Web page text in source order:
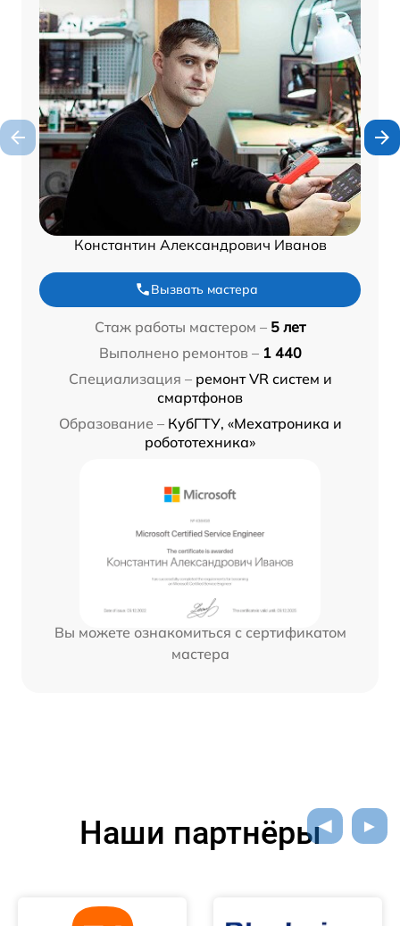
Константин Александрович Иванов
Вызвать мастера
Стаж работы мастером – 5 лет
Выполнено ремонтов – 1 440
Специализация – ремонт VR систем и
смартфонов
Образование – КубГТУ, «Мехатроника и
робототехника»
Вы можете ознакомиться с сертификатом
мастера
Наши партнёры